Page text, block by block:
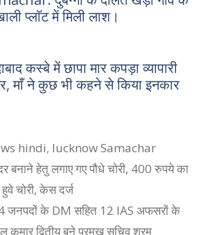
प्लाॅट में मिली लाश।
कस्बे में छापा मार कपड़ा व्यापारी
माँ ने कुछ भी कहने से किया इनकार
hindi, lucknow Samachar
हेतु लगाए गए पौधे चोरी, 400 रुपये का
चोरी, केस दर्ज
जनपदों के DM सहित 12 IAS अफसरों के
कुमार द्वितीय बने प्रमुख सचिव श्रम